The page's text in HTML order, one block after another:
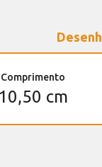
Comprimento
10,50 cm